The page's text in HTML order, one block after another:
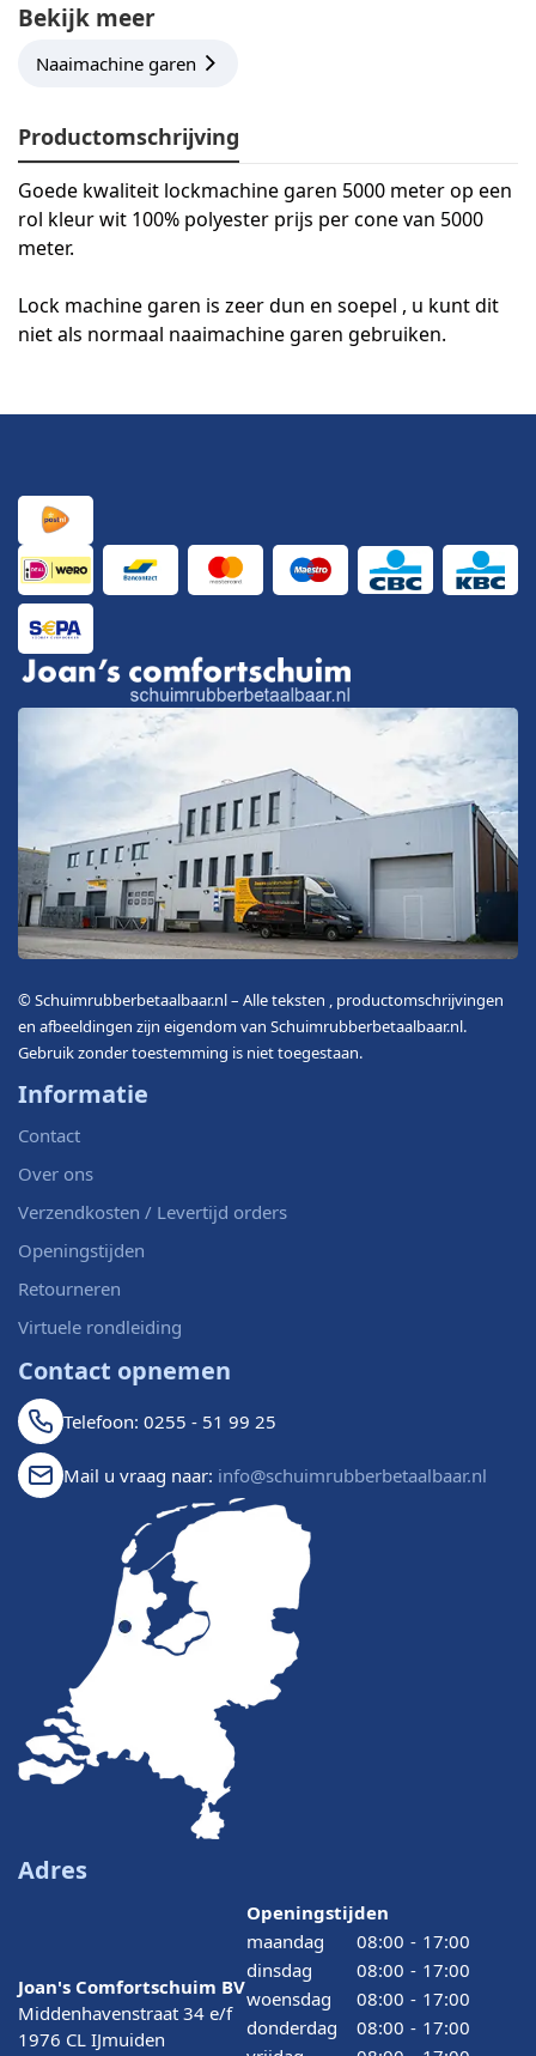
Bekijk meer
Naaimachine garen
Productomschrijving
Goede kwaliteit lockmachine garen 5000 meter op een
rol kleur wit 100% polyester prijs per cone van 5000
meter.
Lock machine garen is zeer dun en soepel , u kunt dit
niet als normaal naaimachine garen gebruiken.
© Schuimrubberbetaalbaar.nl – Alle teksten , productomschrijvingen
en afbeeldingen zijn eigendom van Schuimrubberbetaalbaar.nl.
Gebruik zonder toestemming is niet toegestaan.
Informatie
Contact
Over ons
Verzendkosten / Levertijd orders
Openingstijden
Retourneren
Virtuele rondleiding
Contact opnemen
Telefoon: 0255 - 51 99 25
Mail u vraag naar: info@schuimrubberbetaalbaar.nl
Adres
Joan's Comfortschuim BV
Middenhavenstraat 34 e/f
1976 CL IJmuiden
Openingstijden
maandag
08:00 - 17:00
dinsdag
08:00 - 17:00
woensdag
08:00 - 17:00
donderdag
08:00 - 17:00